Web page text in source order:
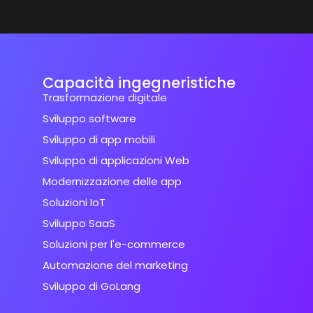
Capacità ingegneristiche
Trasformazione digitale
Sviluppo software
Sviluppo di app mobili
Sviluppo di applicazioni Web
Modernizzazione delle app
Soluzioni IoT
Sviluppo SaaS
Soluzioni per l'e-commerce
Automazione del marketing
Sviluppo di GoLang